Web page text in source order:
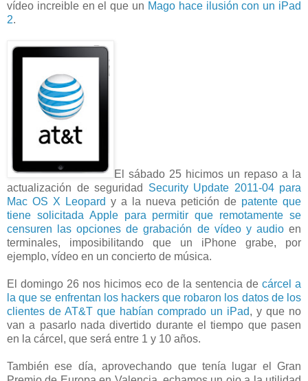
vídeo increible en el que un Mago hace ilusión con un iPad
2.
El sábado 25 hicimos un repaso a la
actualización de seguridad Security Update 2011-04 para
Mac OS X Leopard y a la nueva petición de patente que
tiene solicitada Apple para permitir que remotamente se
censuren las opciones de grabación de vídeo y audioen
terminales, imposibilitando que un iPhone grabe, por
ejemplo, vídeo en un concierto de música.
El domingo 26 nos hicimos eco de la sentencia de cárcel a
la que se enfrentan los hackers que robaron los datos de los
clientes de AT&T que habían comprado un iPad, y que no
van a pasarlo nada divertido durante el tiempo que pasen
en la cárcel, que será entre 1 y 10 años.
También ese día, aprovechando que tenía lugar el Gran